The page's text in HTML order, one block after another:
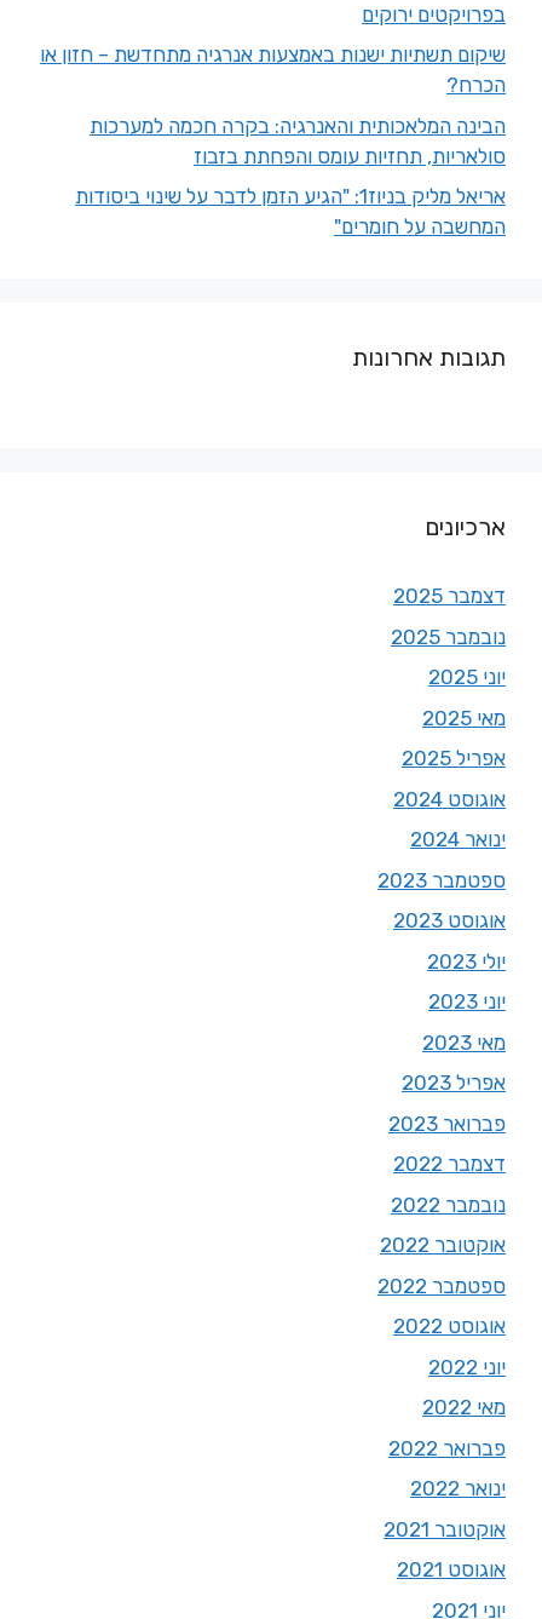
בפרויקטים ירוקים
שיקום תשתיות ישנות באמצעות אנרגיה מתחדשת – חזון או
הכרח?
הבינה המלאכותית והאנרגיה: בקרה חכמה למערכות
סולאריות, תחזיות עומס והפחתת בזבוז
אריאל מליק בניוז1: "הגיע הזמן לדבר על שינוי ביסודות
המחשבה על חומרים"
תגובות אחרונות
ארכיונים
דצמבר 2025
נובמבר 2025
יוני 2025
מאי 2025
אפריל 2025
אוגוסט 2024
ינואר 2024
ספטמבר 2023
אוגוסט 2023
יולי 2023
יוני 2023
מאי 2023
אפריל 2023
פברואר 2023
דצמבר 2022
נובמבר 2022
אוקטובר 2022
ספטמבר 2022
אוגוסט 2022
יוני 2022
מאי 2022
פברואר 2022
ינואר 2022
אוקטובר 2021
אוגוסט 2021
יוני 2021